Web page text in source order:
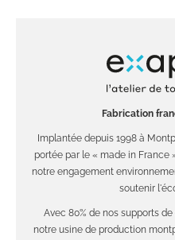
Fabrication
Implantée depuis 1998 à
portée par le « made in France
notre engagement
soutenir
Avec 80% de nos supports
notre usine de production